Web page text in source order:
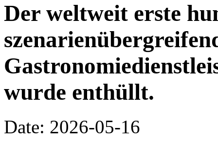
Der weltweit erste
wurde enthüllt.
Date: 2026-05-16